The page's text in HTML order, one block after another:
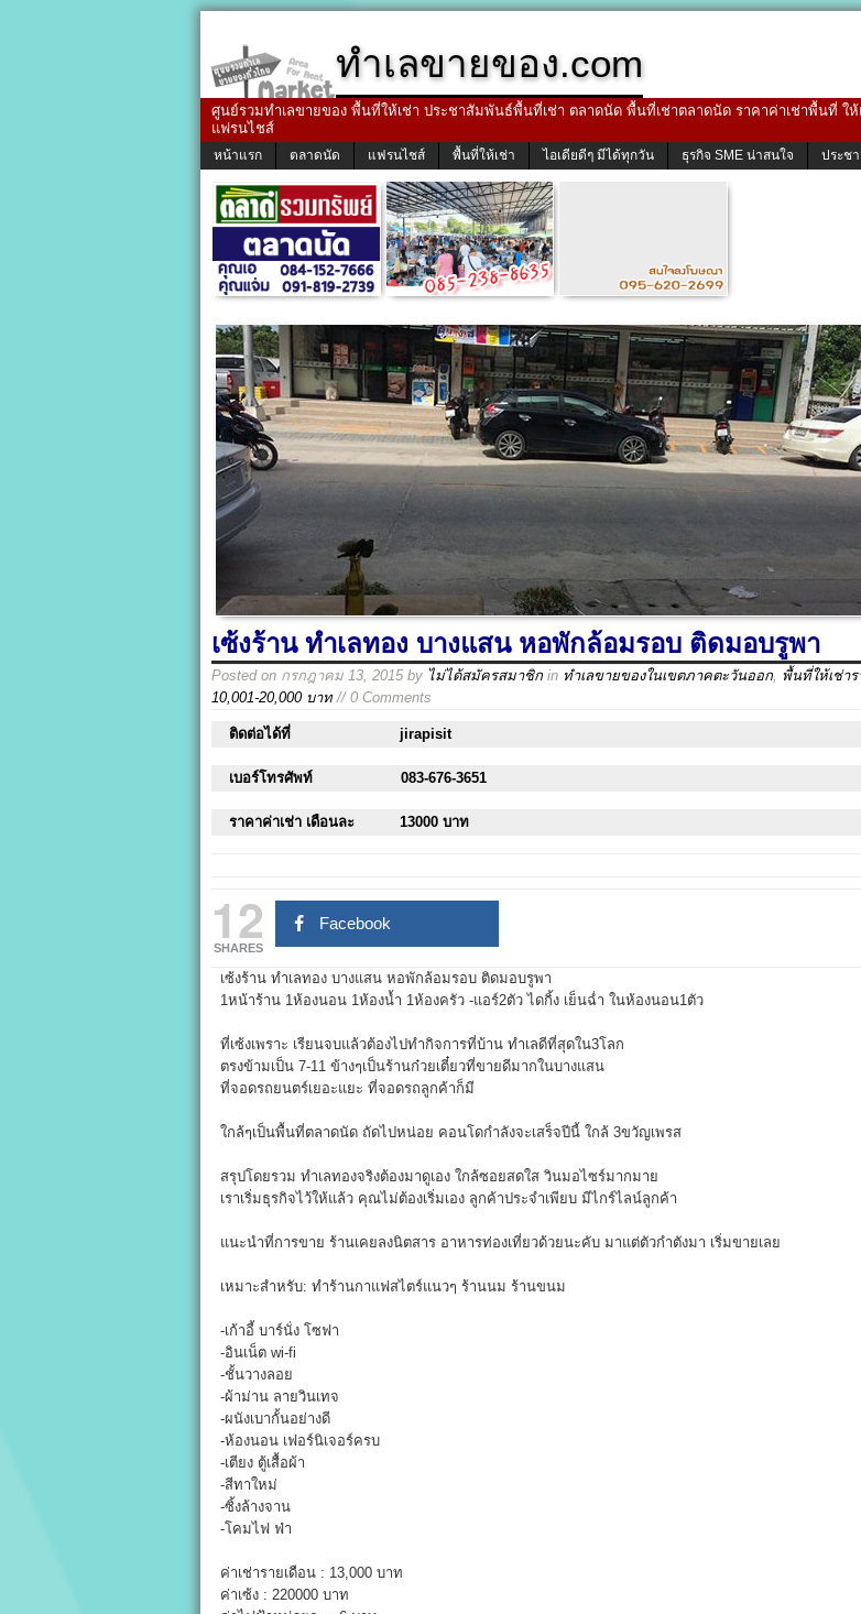
ทำเลขายของ.com
ศูนย์รวมทำเลขายของ พื้นที่ให้เช่า ประชาสัมพันธ์พื้นที่เช่า ตลาดนัด พื้นที่เช่าตลาดนัด ราคาค่าเช่าพื้นที่ ใ
แฟรนไชส์
หน้าแรก ตลาดนัด แฟรนไชส์ พื้นที่ให้เช่า ไอเดียดีๆ มีได้ทุกวัน ธุรกิจ SME น่าสนใจ ประช
เซ้งร้าน ทำเลทอง บางแสน หอพักล้อมรอบ ติดมอบรูพา
Posted on กรกฎาคม 13, 2015 by ไม่ได้สมัครสมาชิก in ทำเลขายของในเขตภาคตะวันออก พื้นที่ให้เช่าร
10,001-20,000 บาท// 0 Comments
ติดต่อได้ที่ jirapisit
เบอร์โทรศัพท์ 083-676-3651
ราคาค่าเช่า เดือนละ 13000 บาท
12
SHARES
Facebook
เซ้งร้าน ทำเลทอง บางแสน หอพักล้อมรอบ ติดมอบรูพา
1หน้าร้าน 1ห้องนอน 1ห้องน้ำ 1ห้องครัว -แอร์2ตัว ไดกิ้ง เย็นฉ่ำ ในห้องนอน1ตัว
ที่เซ้งเพราะ เรียนจบแล้วต้องไปทำกิจการที่บ้าน ทำเลดีที่สุดใน3โลก
ตรงข้ามเป็น 7-11 ข้างๆเป็นร้านก๋วยเตี๋ยวที่ขายดีมากในบางแสน
ที่จอดรถยนตร์เยอะแยะ ที่จอดรถลูกค้าก็มี
ใกล้ๆเป็นพื้นที่ตลาดนัด ถัดไปหน่อย คอนโดกำลังจะเสร็จปีนี้ ใกล้ 3ขวัญเพรส
สรุปโดยรวม ทำเลทองจริงต้องมาดูเอง ใกล้ซอยสดใส วินมอไซร์มากมาย
เราเริ่มธุรกิจไว้ให้แล้ว คุณไม่ต้องเริ่มเอง ลูกค้าประจำเพียบ มีไกร์ไลน์ลูกค้า
แนะนำที่การขาย ร้านเคยลงนิตสาร อาหารท่องเที่ยวด้วยนะคับ มาแต่ตัวกำตังมา เริ่มขายเลย
เหมาะสำหรับ: ทำร้านกาแฟสไตร์แนวๆ ร้านนม ร้านขนม
-เก้าอี้ บาร์นั่ง โซฟา
-อินเน็ต wi-fi
-ชั้นวางลอย
-ผ้าม่าน ลายวินเทจ
-ผนังเบากั้นอย่างดี
-ห้องนอน เฟอร์นิเจอร์ครบ
-เตียง ตู้เสื้อผ้า
-สีทาใหม่
-ซิ้งล้างจาน
-โคมไฟ ฟ่า
ค่าเช่ารายเดือน : 13,000 บาท
ค่าเซ้ง : 220000 บาท